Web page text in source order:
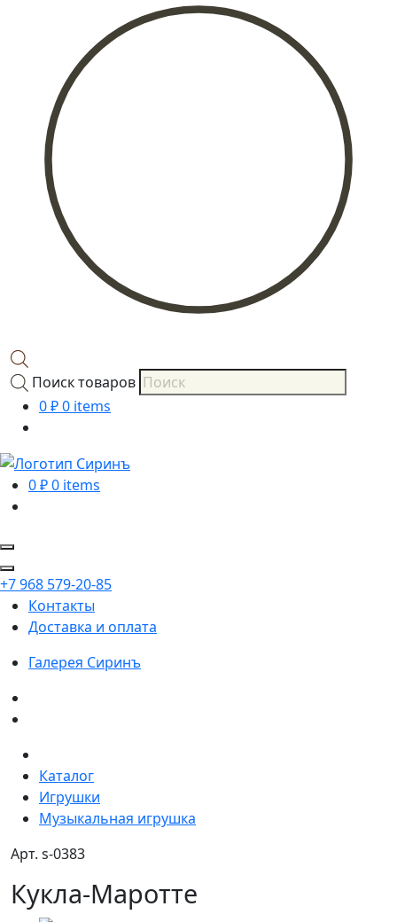
Поиск товаров
0₽0 items
0₽0 items
+7 968 579-20-85
Контакты
Доставка и оплата
Галерея Сиринъ
Каталог
Игрушки
Музыкальная игрушка
Арт. s-0383
Кукла-Маротте